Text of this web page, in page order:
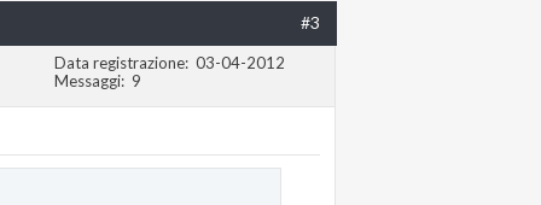
#3
Data registrazione 03-04-2012
Messaggi
9